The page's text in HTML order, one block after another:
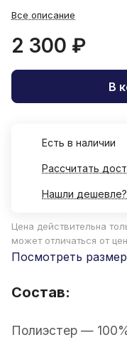
Все описание
2 300 ₽
В
Есть в наличии
Рассчитать
Нашли дешевле?
Цена действительна
может отличаться от
Посмотреть
Состав:
Полиэстер —